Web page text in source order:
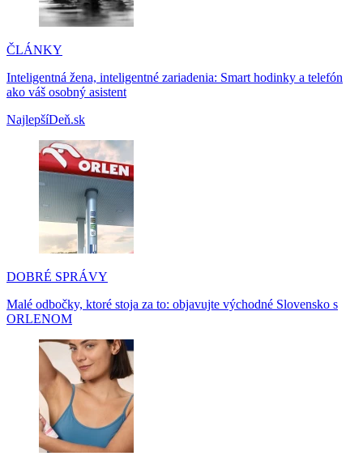
ČLÁNKY
Inteligentná žena, inteligentné zariadenia: Smart hodinky a telefón
ako váš osobný asistent
NajlepšíDeň.sk
DOBRÉ SPRÁVY
Malé odbočky, ktoré stoja za to: objavujte východné Slovensko s
ORLENOM